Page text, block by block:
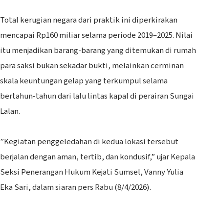
Total kerugian negara dari praktik ini diperkirakan
mencapai Rp160 miliar selama periode 2019–2025. Nilai
itu menjadikan barang-barang yang ditemukan di rumah
para saksi bukan sekadar bukti, melainkan cerminan
skala keuntungan gelap yang terkumpul selama
bertahun-tahun dari lalu lintas kapal di perairan Sungai
Lalan.
‎”Kegiatan penggeledahan di kedua lokasi tersebut
berjalan dengan aman, tertib, dan kondusif,” ujar Kepala
Seksi Penerangan Hukum Kejati Sumsel, Vanny Yulia
Eka Sari, dalam siaran pers Rabu (8/4/2026).